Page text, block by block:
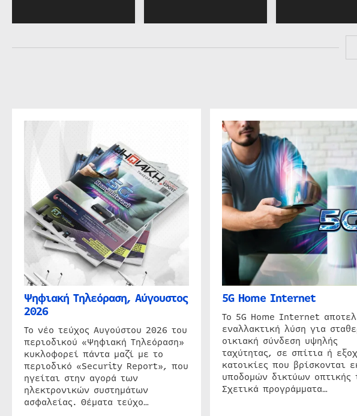
Ψηφιακή Τηλεόραση, Αύγουστος
2026
Το νέο τεύχος Αυγούστου 2026 του
περιοδικού «Ψηφιακή Τηλεόραση»
κυκλοφορεί πάντα μαζί με το
περιοδικό «Security Report», που
ηγείται στην αγορά των
ηλεκτρονικών συστημάτων
ασφαλείας. Θέματα τεύχο…
5G Home Internet
Το 5G Home Internet
εναλλακτική λύση για
οικιακή σύνδεση υψηλής
ταχύτητας, σε σπίτια ή
κατοικίες που βρίσκονται
υποδομών δικτύων οπτικής
Σχετικά προγράμματα…